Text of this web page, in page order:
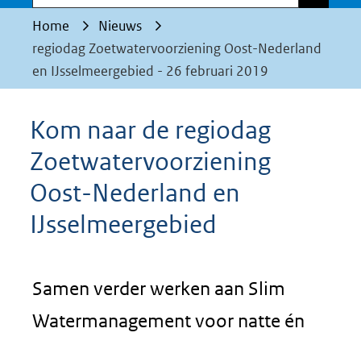
of
geweigerd.
Home
Nieuws
regiodag Zoetwatervoorziening Oost-Nederland
en IJsselmeergebied - 26 februari 2019
Kom naar de regiodag
Zoetwatervoorziening
Oost-Nederland en
IJsselmeergebied
Samen verder werken aan Slim
Watermanagement voor natte én